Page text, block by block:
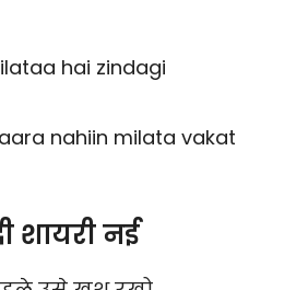
hai zindagi
nahiin milata vakat
शायरी नई